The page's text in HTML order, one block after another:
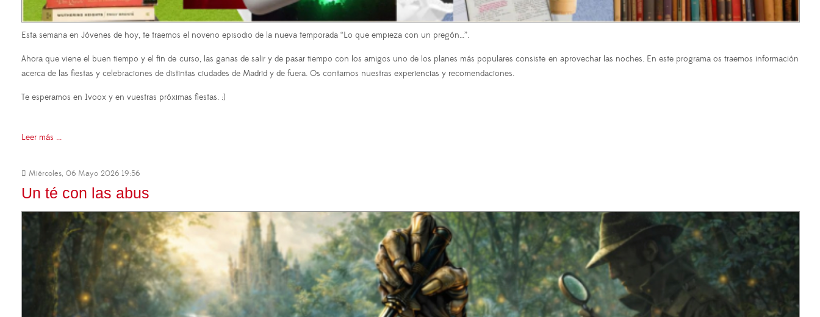
Esta semana en Jóvenes de hoy, te traemos el noveno episodio de la nueva temporada “Lo que empieza con un pregón…”.
Ahora que viene el buen tiempo y el fin de curso, las ganas de salir y de pasar tiempo con los amigos uno de los planes más populares consiste en aprovechar las noches. En este programa os traemos información
acerca de las fiestas y celebraciones de distintas ciudades de Madrid y de fuera. Os contamos nuestras experiencias y recomendaciones.
Te esperamos en Ivoox y en vuestras próximas fiestas. :)
Leer más ...
Miércoles, 06 Mayo 2026 19:56
Un té con las abus